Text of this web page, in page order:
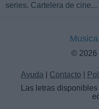
series. Cartelera de cine...
© 2026
Ayuda Contacto
Las letras